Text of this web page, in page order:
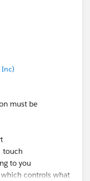
Inc)
must be
touch
to you
controls what